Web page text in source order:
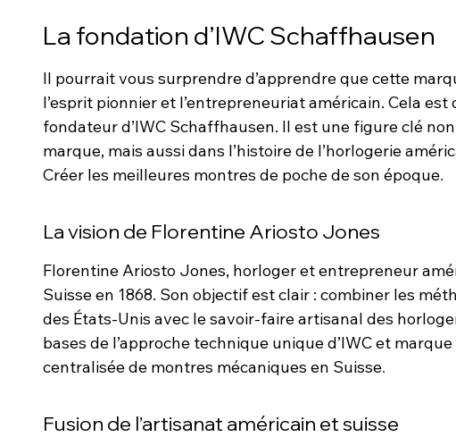
La fondation d’IWC Schaffhausen
Il pourrait vous surprendre d’apprendre que cette
l’esprit pionnier et l’entrepreneuriat américain. Cela
fondateur d’IWC Schaffhausen. Il est une figure clé
marque, mais aussi dans l’histoire de l’horlogerie
Créer les meilleures montres de poche de son époque.
La vision de Florentine Ariosto Jones
Florentine Ariosto Jones, horloger et entrepreneur
Suisse en 1868. Son objectif est clair : combiner les
des États-Unis avec le savoir-faire artisanal des
bases de l’approche technique unique d’IWC et
centralisée de montres mécaniques en Suisse.
Fusion de l’artisanat américain et suisse